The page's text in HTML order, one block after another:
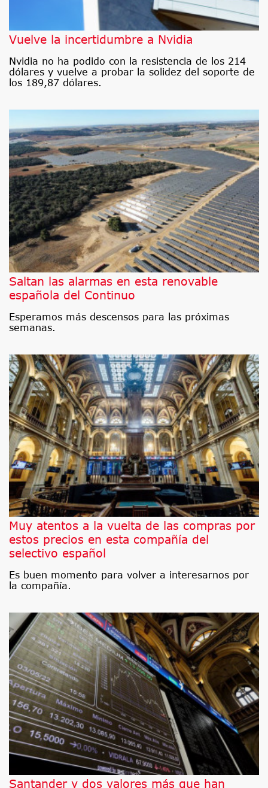
Vuelve la incertidumbre a Nvidia
Nvidia no ha podido con la resistencia de los 214
dólares y vuelve a probar la solidez del soporte de
los 189,87 dólares.
Saltan las alarmas en esta renovable
española del Continuo
Esperamos más descensos para las próximas
semanas.
Muy atentos a la vuelta de las compras por
estos precios en esta compañía del
selectivo español
Es buen momento para volver a interesarnos por
la compañía.
Santander y dos valores más que han